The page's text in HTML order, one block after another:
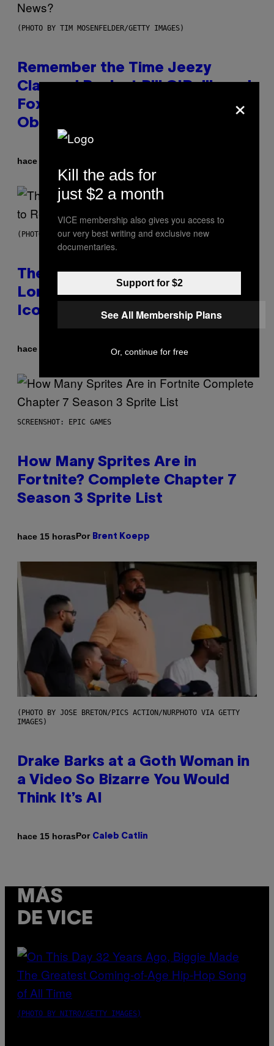
(PHOTO BY TIM MOSENFELDER/GETTY IMAGES)
Remember the Time Jeezy
Clapped Back at Bill O’Reilly and
Fox News in Defense of Barack
Obama?
hace 13 horas
(PHOTO BY PEDRO BECERRA/GETTY IMAGES FOR LIVE NATION)
The Weeknd Says He’s No
Longer Going To Retire His
Iconic Moniker
hace 14 horas Caleb Catlin
SCREENSHOT: EPIC GAMES
How Many Sprites Are in
Fortnite? Complete Chapter 7
Season 3 Sprite List
hace 15 horasPor Brent Koepp
(PHOTO BY JOSE BRETON/PICS ACTION/NURPHOTO VIA GETTY
IMAGES)
Drake Barks at a Goth Woman in
a Video So Bizarre You Would
Think It’s AI
hace 15 horasPor Caleb Catlin
MÁS
DE VICE
(PHOTO BY NITRO/GETTY IMAGES)
×
Kill the ads for
just $2 a month
VICE membership also gives you access to
our very best writing and exclusive new
documentaries.
Support for $2
See All Membership Plans
Or, continue for free